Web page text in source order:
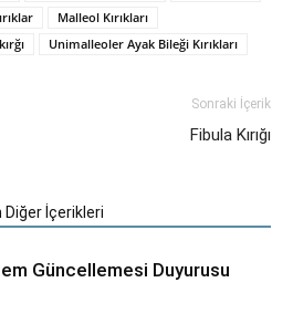
Malleol Kırıkları
Unimalleoler Ayak Bileği Kırıkları
Sonraki İçerik
Fibula Kırığı
Diğer İçerikleri
Güncellemesi Duyurusu